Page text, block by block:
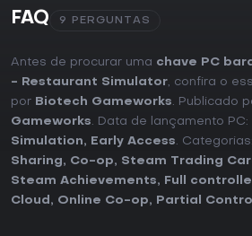
FAQ 9 PERGUNTAS
Antes de procurar uma chave PC
- Restaurant Simulator, confira o
por Biotech Gameworks. Publicado
Gameworks. Data de lançamento PC:
Simulation, Early Access. Categorias:
Sharing, Co-op, Steam Trading
Steam Achievements, Full
Cloud , Online Co-op, Partial